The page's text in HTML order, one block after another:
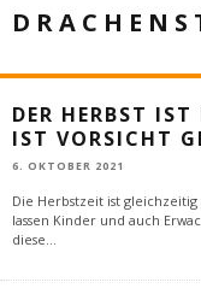
DER HERBST
IST VORSICHT
6. OKTOBER 2021
Die Herbstzeit ist
lassen Kinder und auch
diese...